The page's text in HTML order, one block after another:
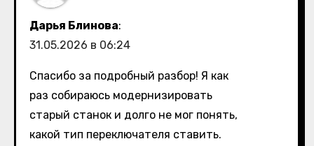
Дарья Блинова:
31.05.2026 в 06:24
Спасибо за подробный разбор! Я как
раз собираюсь модернизировать
старый станок и долго не мог понять,
какой тип переключателя ставить.